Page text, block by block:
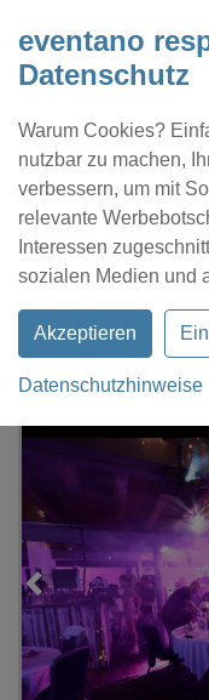
eventano
Datenschutz
Warum Cookies?
nutzbar zu machen,
verbessern, um mit
relevante
Interessen
sozialen Medien und
Akzeptieren
Datenschutzhinweise
Kontakt